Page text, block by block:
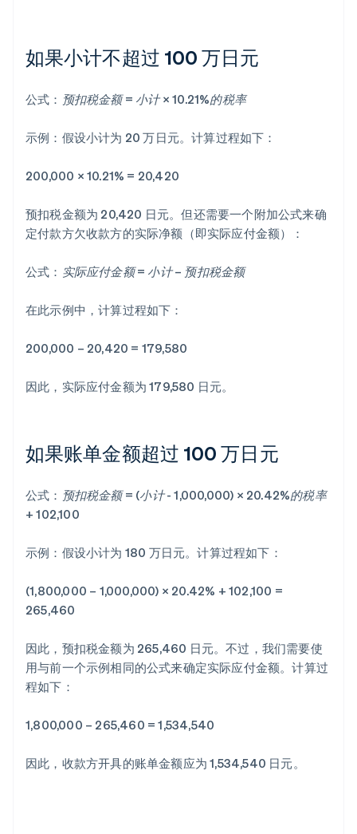
如果小计不超过 100 万日元
公式： 预扣税金额 = 小计 × 10.21%的税率
示例：假设小计为 20 万日元。计算过程如下：
200,000 × 10.21% = 20,420
预扣税金额为 20,420 日元。但还需要一个附加公式来确
定付款方欠收款方的实际净额（即实际应付金额）：
公式： 实际应付金额 = 小计 – 预扣税金额
在此示例中，计算过程如下：
200,000 – 20,420 = 179,580
因此，实际应付金额为 179,580 日元。
如果账单金额超过 100 万日元
公式： 预扣税金额 = (小计 - 1,000,000) × 20.42%的税率
+ 102,100
示例：假设小计为 180 万日元。计算过程如下：
(1,800,000 – 1,000,000) × 20.42% + 102,100 =
265,460
因此，预扣税金额为 265,460 日元。不过，我们需要使
用与前一个示例相同的公式来确定实际应付金额。计算过
程如下：
1,800,000 – 265,460 = 1,534,540
因此，收款方开具的账单金额应为 1,534,540 日元。